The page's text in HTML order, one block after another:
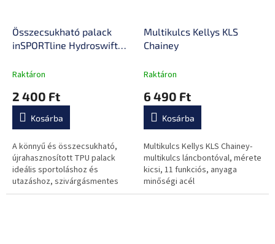
Összecsukható palack
inSPORTline Hydroswift
kupak, BPA-mentes, tartós
tisztítható
Raktáron
2 400 Ft
Kosárba
A könnyű és összecsukható,
újrahasznosított TPU palack
ideális sportoláshoz és
utazáshoz, szivárgásmentes
kupakkal rendelkezik, BPA-
Multikulcs Kellys KLS
Chainey
Raktáron
6 490 Ft
Kosárba
Multikulcs Kellys KLS Chainey-
multikulcs láncbontóval, mérete
kicsi, 11 funkciós, anyaga
minőségi acél